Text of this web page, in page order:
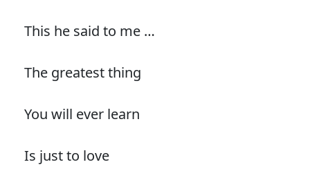
This he said to me …
The greatest thing
You will ever learn
Is just to love